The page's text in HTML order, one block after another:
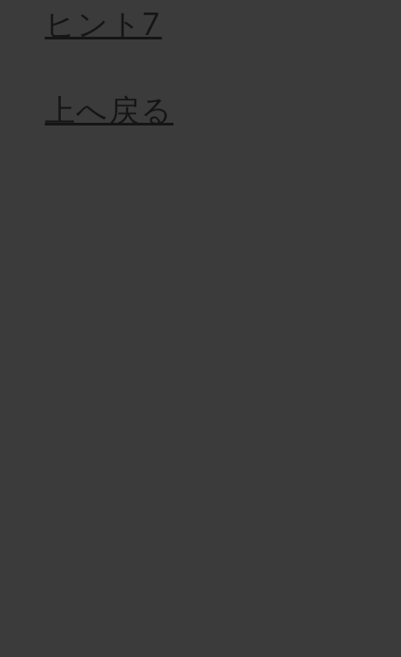
ヒント7
上へ戻る